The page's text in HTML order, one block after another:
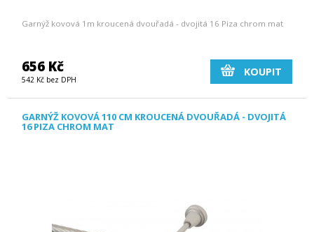
Garnýž kovová 1m kroucená dvouřadá - dvojitá 16 Piza chrom mat
656 Kč
542 Kč bez DPH
KOUPIT
GARNÝŽ KOVOVÁ 110 CM KROUCENÁ DVOUŘADÁ - DVOJITÁ
16 PIZA CHROM MAT